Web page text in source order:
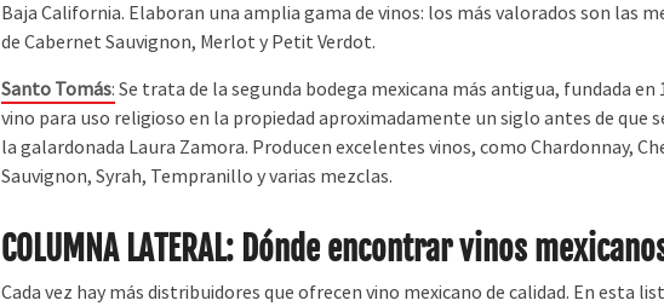
Baja California. Elaboran una amplia gama de vinos: los más valorados son las
de Cabernet Sauvignon, Merlot y Petit Verdot.
Santo Tomás: Se trata de la segunda bodega mexicana más antigua, fundada
vino para uso religioso en la propiedad aproximadamente un siglo antes de que
la galardonada Laura Zamora. Producen excelentes vinos, como Chardonnay,
Sauvignon, Syrah, Tempranillo y varias mezclas.
COLUMNA LATERAL: Dónde encontrar vinos
Cada vez hay más distribuidores que ofrecen vino mexicano de calidad. En esta